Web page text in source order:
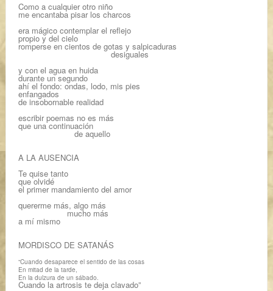
Como a cualquier otro niño
me encantaba pisar los charcos
era mágico contemplar el reflejo
propio y del cielo
romperse en cientos de gotas y salpicaduras
desiguales
y con el agua en huida
durante un segundo
ahí el fondo: ondas, lodo, mis pies
enfangados
de insobornable realidad
escribir poemas no es más
que una continuación
de aquello
A LA AUSENCIA
Te quise tanto
que olvidé
el primer mandamiento del amor
quererme más, algo más
mucho más
a mí mismo
MORDISCO DE SATANÁS
“Cuando desaparece el sentido de las cosas
En mitad de la tarde,
En la dulzura de un sábado.
Cuando la artrosis te deja clavado”